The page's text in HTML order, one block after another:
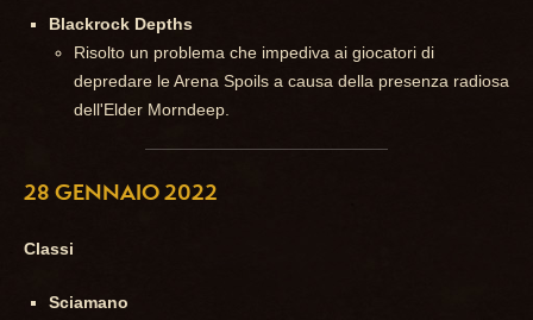
Blackrock Depths
Risolto un problema che impediva ai giocatori di
depredare le Arena Spoils a causa della presenza radiosa
dell'Elder Morndeep.
28 GENNAIO 2022
Classi
Sciamano